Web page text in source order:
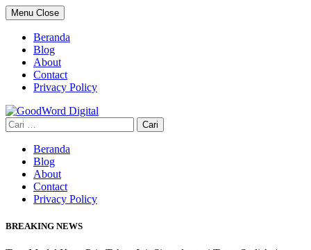
Skip
to
content
Menu Close
Beranda
Blog
About
Contact
Privacy Policy
Cari
untuk:
Beranda
Blog
About
Contact
Privacy Policy
BREAKING NEWS